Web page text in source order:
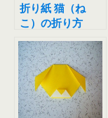
折り紙 猫（ね
こ）の折り方